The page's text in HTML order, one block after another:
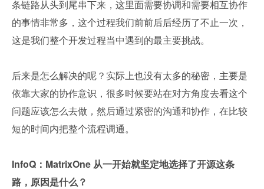
条链路从头到尾串下来，这里面需要协调和需要相互协作
的事情非常多，这个过程我们前前后后经历了不止一次，
这是我们整个开发过程当中遇到的最主要挑战。
后来是怎么解决的呢？实际上也没有太多的秘密，主要是
依靠大家的协作意识，很多时候要站在对方角度去看这个
问题应该怎么去做，然后通过紧密的沟通和协作，在比较
短的时间内把整个流程调通。
InfoQ：MatrixOne 从一开始就坚定地选择了开源这条
路，原因是什么？